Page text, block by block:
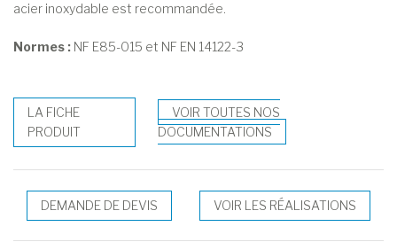
acier inoxydable est recommandée.
Normes : NF E85-015 et NF EN 14122-3
LA FICHE
PRODUIT
VOIR TOUTES NOS
DOCUMENTATIONS
DEMANDE DE DEVIS VOIR LES RÉALISATIONS